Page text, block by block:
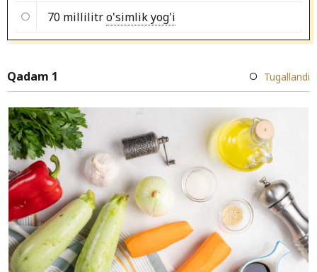
70 millilitro'simlik yog'i
Qadam 1 Tugallandi